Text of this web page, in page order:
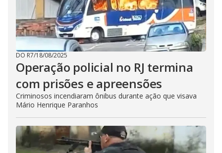
DO R7/18/08/2025
Operação policial no RJ termina
com prisões e apreensões
Criminosos incendiaram ônibus durante ação que visava
Mário Henrique Paranhos